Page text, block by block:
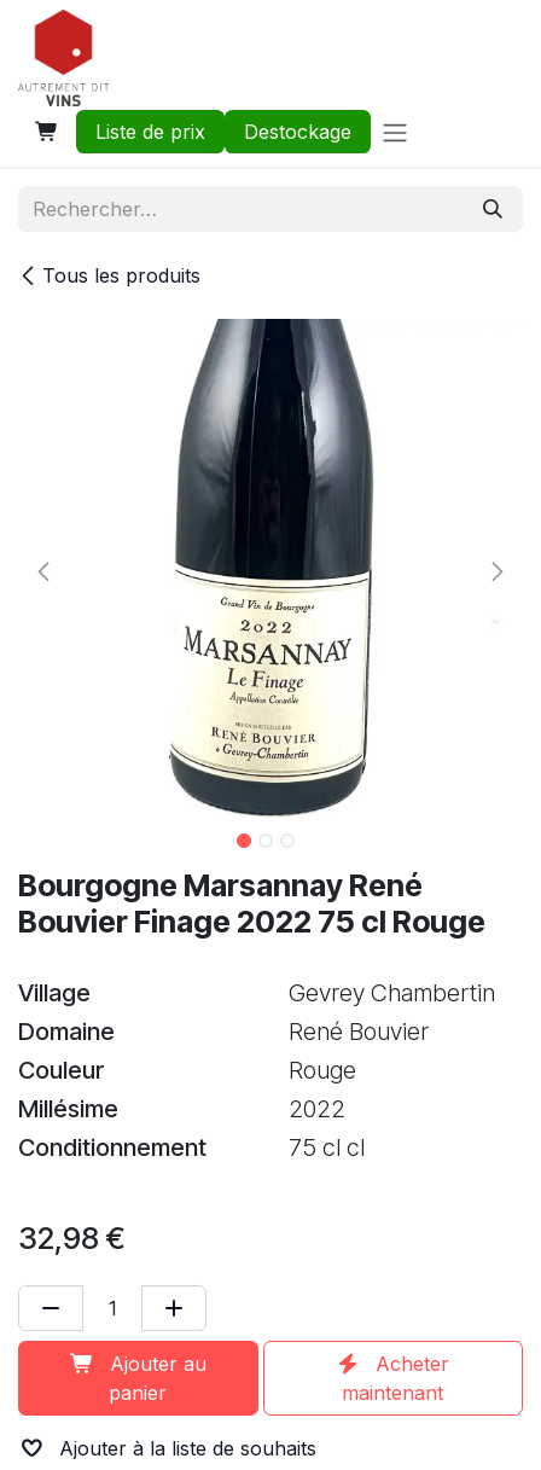
Se rendre au contenu
Liste de prix Destockage
Tous les produits
Bourgogne Marsannay René
Bouvier Finage 2022 75 cl Rouge
Village
Gevrey Chambertin
Domaine
René Bouvier
Couleur
Rouge
Millésime
2022
Conditionnement
75 cl cl
32,98 €
Ajouter au
panier
Acheter
maintenant
Ajouter à la liste de souhaits